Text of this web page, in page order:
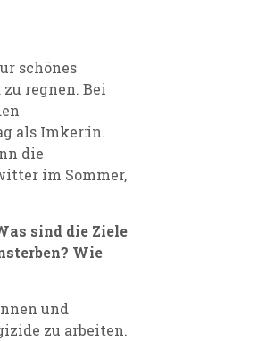
schönes
regnen. Bei
als Imker:in.
die
im Sommer,
sind die Ziele
Wie
und
zu arbeiten.